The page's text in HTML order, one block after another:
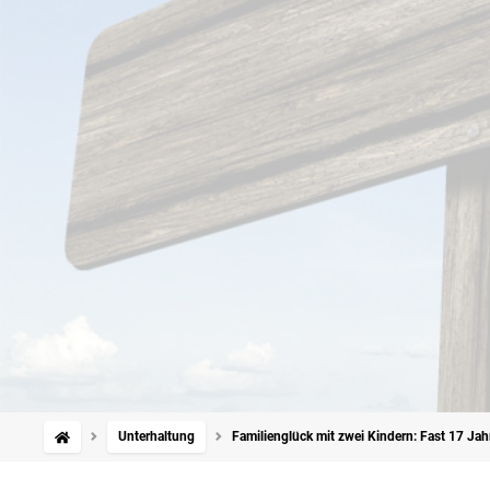
Unterhaltung Familienglück mit zwei Kindern: Fast 17